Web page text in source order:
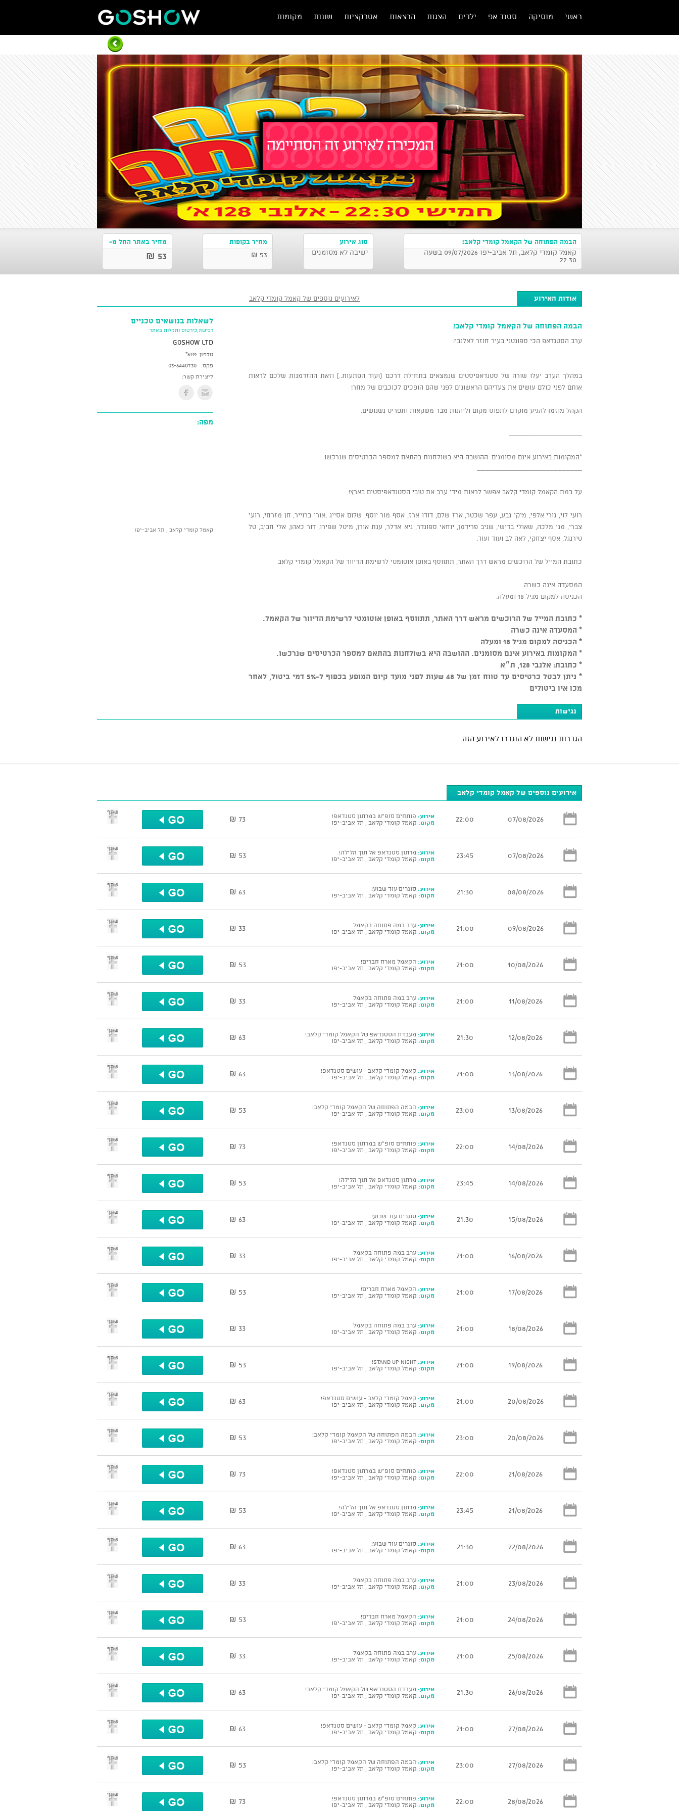
ראשי מוסיקה סטנד אפ ילדים הצגות הרצאות אטרקציות שונות מקומות
הבמה הפתוחה של הקאמל קומדי קלאב!
קאמל קומדי קלאב, תל אביב-יפו 09/07/2026 בשעה
22:30
סוג אירוע
ישיבה לא מסומנים
מחיר בקופות
53 ₪
מחיר באתר החל מ-
53 ₪
אודות האירוע לאירועים נוספים של קאמל קומדי קלאב
הבמה הפתוחה של הקאמל קומדי קלאב!
ערב הסטנדאפ הכי ספונטני בעיר חוזר לאלנבי!
במהלך הערב יעלו שורה של סטנדאפיסטים שנמצאים בתחילת דרכם (ועוד הפתעות..) וזאת ההזדמנות שלכם לראות
אותם לפני כולם עושים את צעדיהם הראשונים לפני שהם הופכים לכוכבים של מחר!
הקהל מוזמן להגיע מוקדם לתפוס מקום וליהנות מבר משקאות ותפריט נשנושים.
*המקומות באירוע אינם מסומנים. ההושבה היא בשולחנות בהתאם למספר הכרטיסים שנרכשו.
על במת הקאמל קומדי קלאב אפשר לראות מידי ערב את טובי הסטנדאפיסטים בארץ!
רועי לוי, גורי אלפי, מיקי גבע, עפר שכטר, ארז שלם, דודו ארז, אסף מור יוסף, שלום אסייג ,אורי ברוייר, חן מזרחי, רועי
צברי, מני מלכה, שאולי בדישי, שגיב פרידמן, יוחאי ספונדר, גיא אדלר, ענת אורן, מיטל שפירו, דור כאהן, אלי חביב, טל
טירנגל, אסף יצחקי, לאה לב ועוד ועוד.
כתובת המייל של הרוכשים מראש דרך האתר, תתווסף באופן אוטומטי לרשימת הדיוור של הקאמל קומדי קלאב
המסעדה אינה כשרה.
הכניסה למקום מגיל 18 ומעלה.
* כתובת המייל של הרוכשים מראש דרך האתר, תתווסף באופן אוטומטי לרשימת הדיוור של הקאמל.
* המסעדה אינה כשרה
* הכניסה למקום מגיל 18 ומעלה
* המקומות באירוע אינם מסומנים. ההושבה היא בשולחנות בהתאם למספר הכרטיסים שנרכשו.
* כתובת: אלנבי 128, ת״א
* ניתן לבטל כרטיסים עד טווח זמן של 48 שעות לפני מועד קיום המופע בכפוף ל-5% דמי ביטול, לאחר
מכן אין ביטולים
לשאלות בנושאים טכניים
רכישה,כירטוס ותקלות באתר
GoShow LTD
טלפון: *6119
פקס:
03-6440730
ליצירת קשר:
מפה:
קאמל קומדי קלאב , תל אביב-יפו
נגישות
הגדרות נגישות לא הוגדרו לאירוע הזה.
אירועים נוספים של קאמל קומדי קלאב
07/08/2026
22:00 אירוע: פותחים סופ"ש במרתון סטנדאפ!
מקום: קאמל קומדי קלאב , תל אביב-יפו 73 ₪
שתף
07/08/2026
23:45 אירוע: מרתון סטנדאפ אל תוך הלילה!
מקום: קאמל קומדי קלאב , תל אביב-יפו 53 ₪
שתף
08/08/2026
21:30 אירוע: סוגרים עוד שבוע!
מקום: קאמל קומדי קלאב , תל אביב-יפו 63 ₪
שתף
09/08/2026
21:00 אירוע: ערב במה פתוחה בקאמל
מקום: קאמל קומדי קלאב , תל אביב-יפו 33 ₪
שתף
10/08/2026
21:00 אירוע: הקאמל מארח חברים!
מקום: קאמל קומדי קלאב , תל אביב-יפו 53 ₪
שתף
11/08/2026
21:00 אירוע: ערב במה פתוחה בקאמל
מקום: קאמל קומדי קלאב , תל אביב-יפו 33 ₪
שתף
12/08/2026
21:30 אירוע: מעבדת הסטנדאפ של הקאמל קומדי קלאב!
מקום: קאמל קומדי קלאב , תל אביב-יפו 63 ₪
שתף
13/08/2026
21:00 אירוע: קאמל קומדי קלאב - עושים סטנדאפ!
מקום: קאמל קומדי קלאב , תל אביב-יפו 63 ₪
שתף
13/08/2026
23:00 אירוע: הבמה הפתוחה של הקאמל קומדי קלאב!
מקום: קאמל קומדי קלאב , תל אביב-יפו 53 ₪
שתף
14/08/2026
22:00 אירוע: פותחים סופ"ש במרתון סטנדאפ!
מקום: קאמל קומדי קלאב , תל אביב-יפו 73 ₪
שתף
14/08/2026
23:45 אירוע: מרתון סטנדאפ אל תוך הלילה!
מקום: קאמל קומדי קלאב , תל אביב-יפו 53 ₪
שתף
15/08/2026
21:30 אירוע: סוגרים עוד שבוע!
מקום: קאמל קומדי קלאב , תל אביב-יפו 63 ₪
שתף
16/08/2026
21:00 אירוע: ערב במה פתוחה בקאמל
מקום: קאמל קומדי קלאב , תל אביב-יפו 33 ₪
שתף
17/08/2026
21:00 אירוע: הקאמל מארח חברים!
מקום: קאמל קומדי קלאב , תל אביב-יפו 53 ₪
שתף
18/08/2026
21:00 אירוע: ערב במה פתוחה בקאמל
מקום: קאמל קומדי קלאב , תל אביב-יפו 33 ₪
שתף
19/08/2026
21:00 אירוע:
מקום: קאמל קומדי קלאב , תל אביב-יפו 53 ₪
שתף
20/08/2026
21:00 אירוע: קאמל קומדי קלאב - עושים סטנדאפ!
מקום: קאמל קומדי קלאב , תל אביב-יפו 63 ₪
שתף
20/08/2026
23:00 אירוע: הבמה הפתוחה של הקאמל קומדי קלאב!
מקום: קאמל קומדי קלאב , תל אביב-יפו 53 ₪
שתף
21/08/2026
22:00 אירוע: פותחים סופ"ש במרתון סטנדאפ!
מקום: קאמל קומדי קלאב , תל אביב-יפו 73 ₪
שתף
21/08/2026
23:45 אירוע: מרתון סטנדאפ אל תוך הלילה!
מקום: קאמל קומדי קלאב , תל אביב-יפו 53 ₪
שתף
22/08/2026
21:30 אירוע: סוגרים עוד שבוע!
מקום: קאמל קומדי קלאב , תל אביב-יפו 63 ₪
שתף
23/08/2026
21:00 אירוע: ערב במה פתוחה בקאמל
מקום: קאמל קומדי קלאב , תל אביב-יפו 33 ₪
שתף
24/08/2026
21:00 אירוע: הקאמל מארח חברים!
מקום: קאמל קומדי קלאב , תל אביב-יפו 53 ₪
שתף
25/08/2026
21:00 אירוע: ערב במה פתוחה בקאמל
מקום: קאמל קומדי קלאב , תל אביב-יפו 33 ₪
שתף
26/08/2026
21:30 אירוע: מעבדת הסטנדאפ של הקאמל קומדי קלאב!
מקום: קאמל קומדי קלאב , תל אביב-יפו 63 ₪
שתף
27/08/2026
21:00 אירוע: קאמל קומדי קלאב - עושים סטנדאפ!
מקום: קאמל קומדי קלאב , תל אביב-יפו 63 ₪
שתף
27/08/2026
23:00 אירוע: הבמה הפתוחה של הקאמל קומדי קלאב!
מקום: קאמל קומדי קלאב , תל אביב-יפו 53 ₪
שתף
28/08/2026
22:00 אירוע: פותחים סופ"ש במרתון סטנדאפ!
מקום: קאמל קומדי קלאב , תל אביב-יפו 73 ₪
שתף